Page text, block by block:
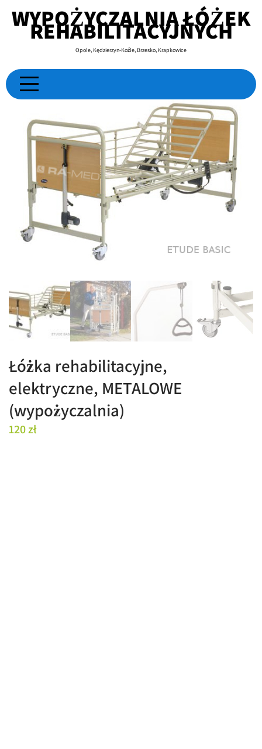
WYPOŻYCZALNIA ŁÓŻEK
REHABILITACYJNYCH
Opole, Kędzierzyn-Koźle, Brzesko, Krapkowice
Łóżka rehabilitacyjne,
elektryczne, METALOWE
(wypożyczalnia)
120zł